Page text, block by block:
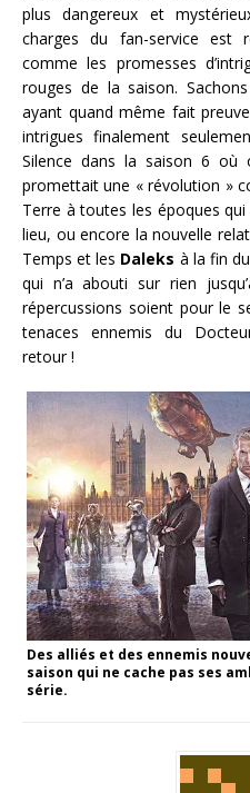
plus dangereux et
charges du fan-service est
comme les promesses
rouges de la saison.
ayant quand même fait
intrigues finalement
Silence dans la saison 6 où
promettait une « révolution »
Terre à toutes les époques
lieu, ou encore la nouvelle
Temps et les Daleks à la fin
qui n’a abouti sur rien
répercussions soient pour le
tenaces ennemis du
retour !
Des alliés et des ennemis
saison qui ne cache pas ses
série.